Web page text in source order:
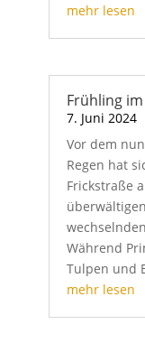
mehr lesen
Frühling
7. Juni 2024
Vor dem
Regen hat
Frickstraße
Während
Tulpen und
mehr lesen